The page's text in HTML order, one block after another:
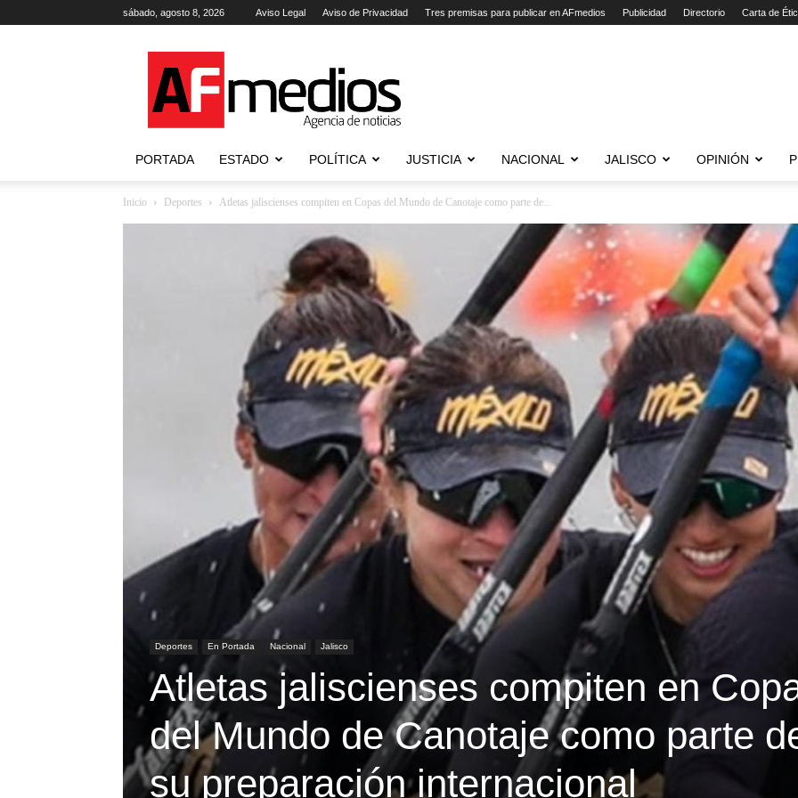
sábado, agosto 8, 2026 Aviso Legal Aviso de Privacidad Tres premisas para publicar en AFmedios Publicidad Directorio Carta de
Agencia
de
Noticias
PORTADA ESTADO POLÍTICA JUSTICIA NACIONAL JALISCO OPINIÓN
Inicio Deportes Atletas jaliscienses compiten en Copas del Mundo de Canotaje como parte de...
Deportes En Portada Nacional Jalisco
Atletas jaliscienses compiten en
del Mundo de Canotaje como parte
su preparación internacional